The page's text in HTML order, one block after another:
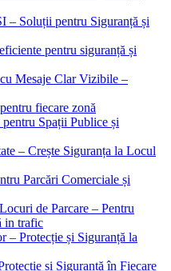
– Soluții pentru Siguranță și
pentru siguranță și
Mesaje Clar Vizibile –
fiecare zonă
Spații Publice și
– Crește Siguranța la Locul
Parcări Comerciale și
de Parcare – Pentru
in trafic
– Protecție și Siguranță la
și Siguranță în Fiecare